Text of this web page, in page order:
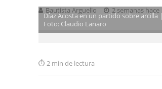
Bautista Arguello 2 semanas hace
Díaz Acosta en un partido sobre arcilla |
Foto: Claudio Lanaro
2 min de lectura